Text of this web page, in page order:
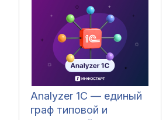
Analyzer 1C — единый
граф типовой и